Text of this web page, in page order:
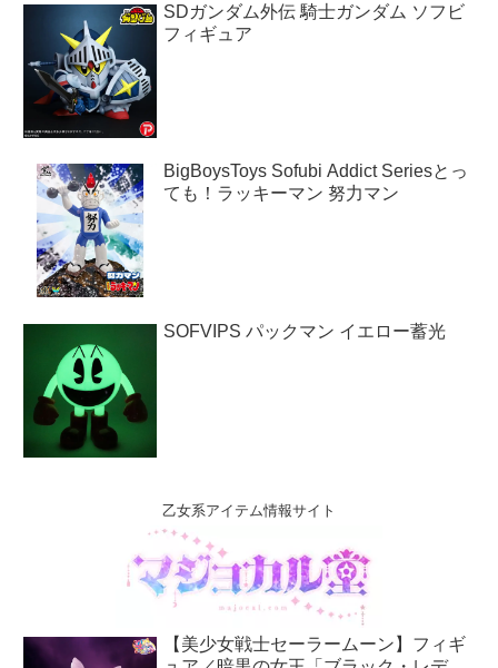
SDガンダム外伝 騎士ガンダム ソフビ
フィギュア
BigBoysToys Sofubi Addict Seriesとっ
ても！ラッキーマン 努力マン
SOFVIPS パックマン イエロー蓄光
乙女系アイテム情報サイト
【美少女戦士セーラームーン】フィギ